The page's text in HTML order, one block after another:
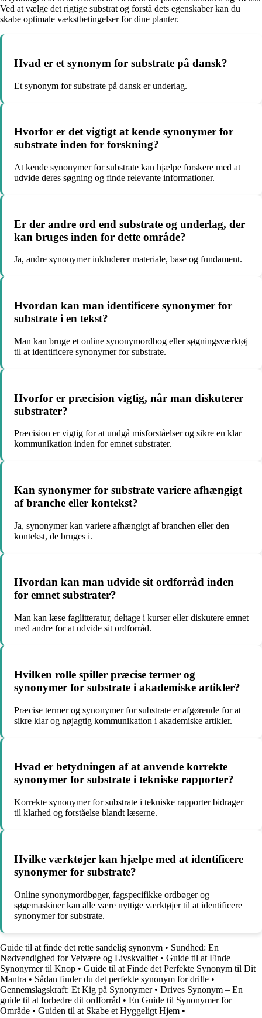
Ved at vælge det rigtige substrat og forstå dets egenskaber kan du
skabe optimale vækstbetingelser for dine planter.
Hvad er et synonym for substrate på dansk?
Et synonym for substrate på dansk er underlag.
Hvorfor er det vigtigt at kende synonymer for
substrate inden for forskning?
At kende synonymer for substrate kan hjælpe forskere med at
udvide deres søgning og finde relevante informationer.
Er der andre ord end substrate og underlag, der
kan bruges inden for dette område?
Ja, andre synonymer inkluderer materiale, base og fundament.
Hvordan kan man identificere synonymer for
substrate i en tekst?
Man kan bruge et online synonymordbog eller søgningsværktøj
til at identificere synonymer for substrate.
Hvorfor er præcision vigtig, når man diskuterer
substrater?
Præcision er vigtig for at undgå misforståelser og sikre en klar
kommunikation inden for emnet substrater.
Kan synonymer for substrate variere afhængigt
af branche eller kontekst?
Ja, synonymer kan variere afhængigt af branchen eller den
kontekst, de bruges i.
Hvordan kan man udvide sit ordforråd inden
for emnet substrater?
Man kan læse faglitteratur, deltage i kurser eller diskutere emnet
med andre for at udvide sit ordforråd.
Hvilken rolle spiller præcise termer og
synonymer for substrate i akademiske artikler?
Præcise termer og synonymer for substrate er afgørende for at
sikre klar og nøjagtig kommunikation i akademiske artikler.
Hvad er betydningen af at anvende korrekte
synonymer for substrate i tekniske rapporter?
Korrekte synonymer for substrate i tekniske rapporter bidrager
til klarhed og forståelse blandt læserne.
Hvilke værktøjer kan hjælpe med at identificere
synonymer for substrate?
Online synonymordbøger, fagspecifikke ordbøger og
søgemaskiner kan alle være nyttige værktøjer til at identificere
synonymer for substrate.
Guide til at finde det rette sandelig synonym • Sundhed: En
Nødvendighed for Velvære og Livskvalitet • Guide til at Finde
Synonymer til Knop • Guide til at Finde det Perfekte Synonym til Dit
Mantra • Sådan finder du det perfekte synonym for drille •
Gennemslagskraft: Et Kig på Synonymer• Drives Synonym – En
guide til at forbedre dit ordforråd • En Guide til Synonymer for
Område • Guiden til at Skabe et Hyggeligt Hjem •